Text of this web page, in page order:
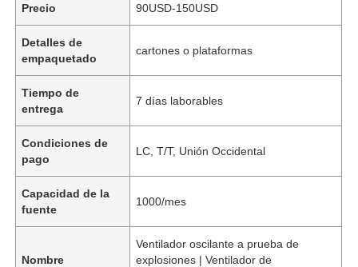
Precio 90USD-150USD
Detalles de
empaquetado
cartones o plataformas
Tiempo de
entrega
7 días laborables
Condiciones de
pago
LC, T/T, Unión Occidental
Capacidad de la
fuente
1000/mes
Nombre
Ventilador oscilante a prueba de
explosiones | Ventilador de